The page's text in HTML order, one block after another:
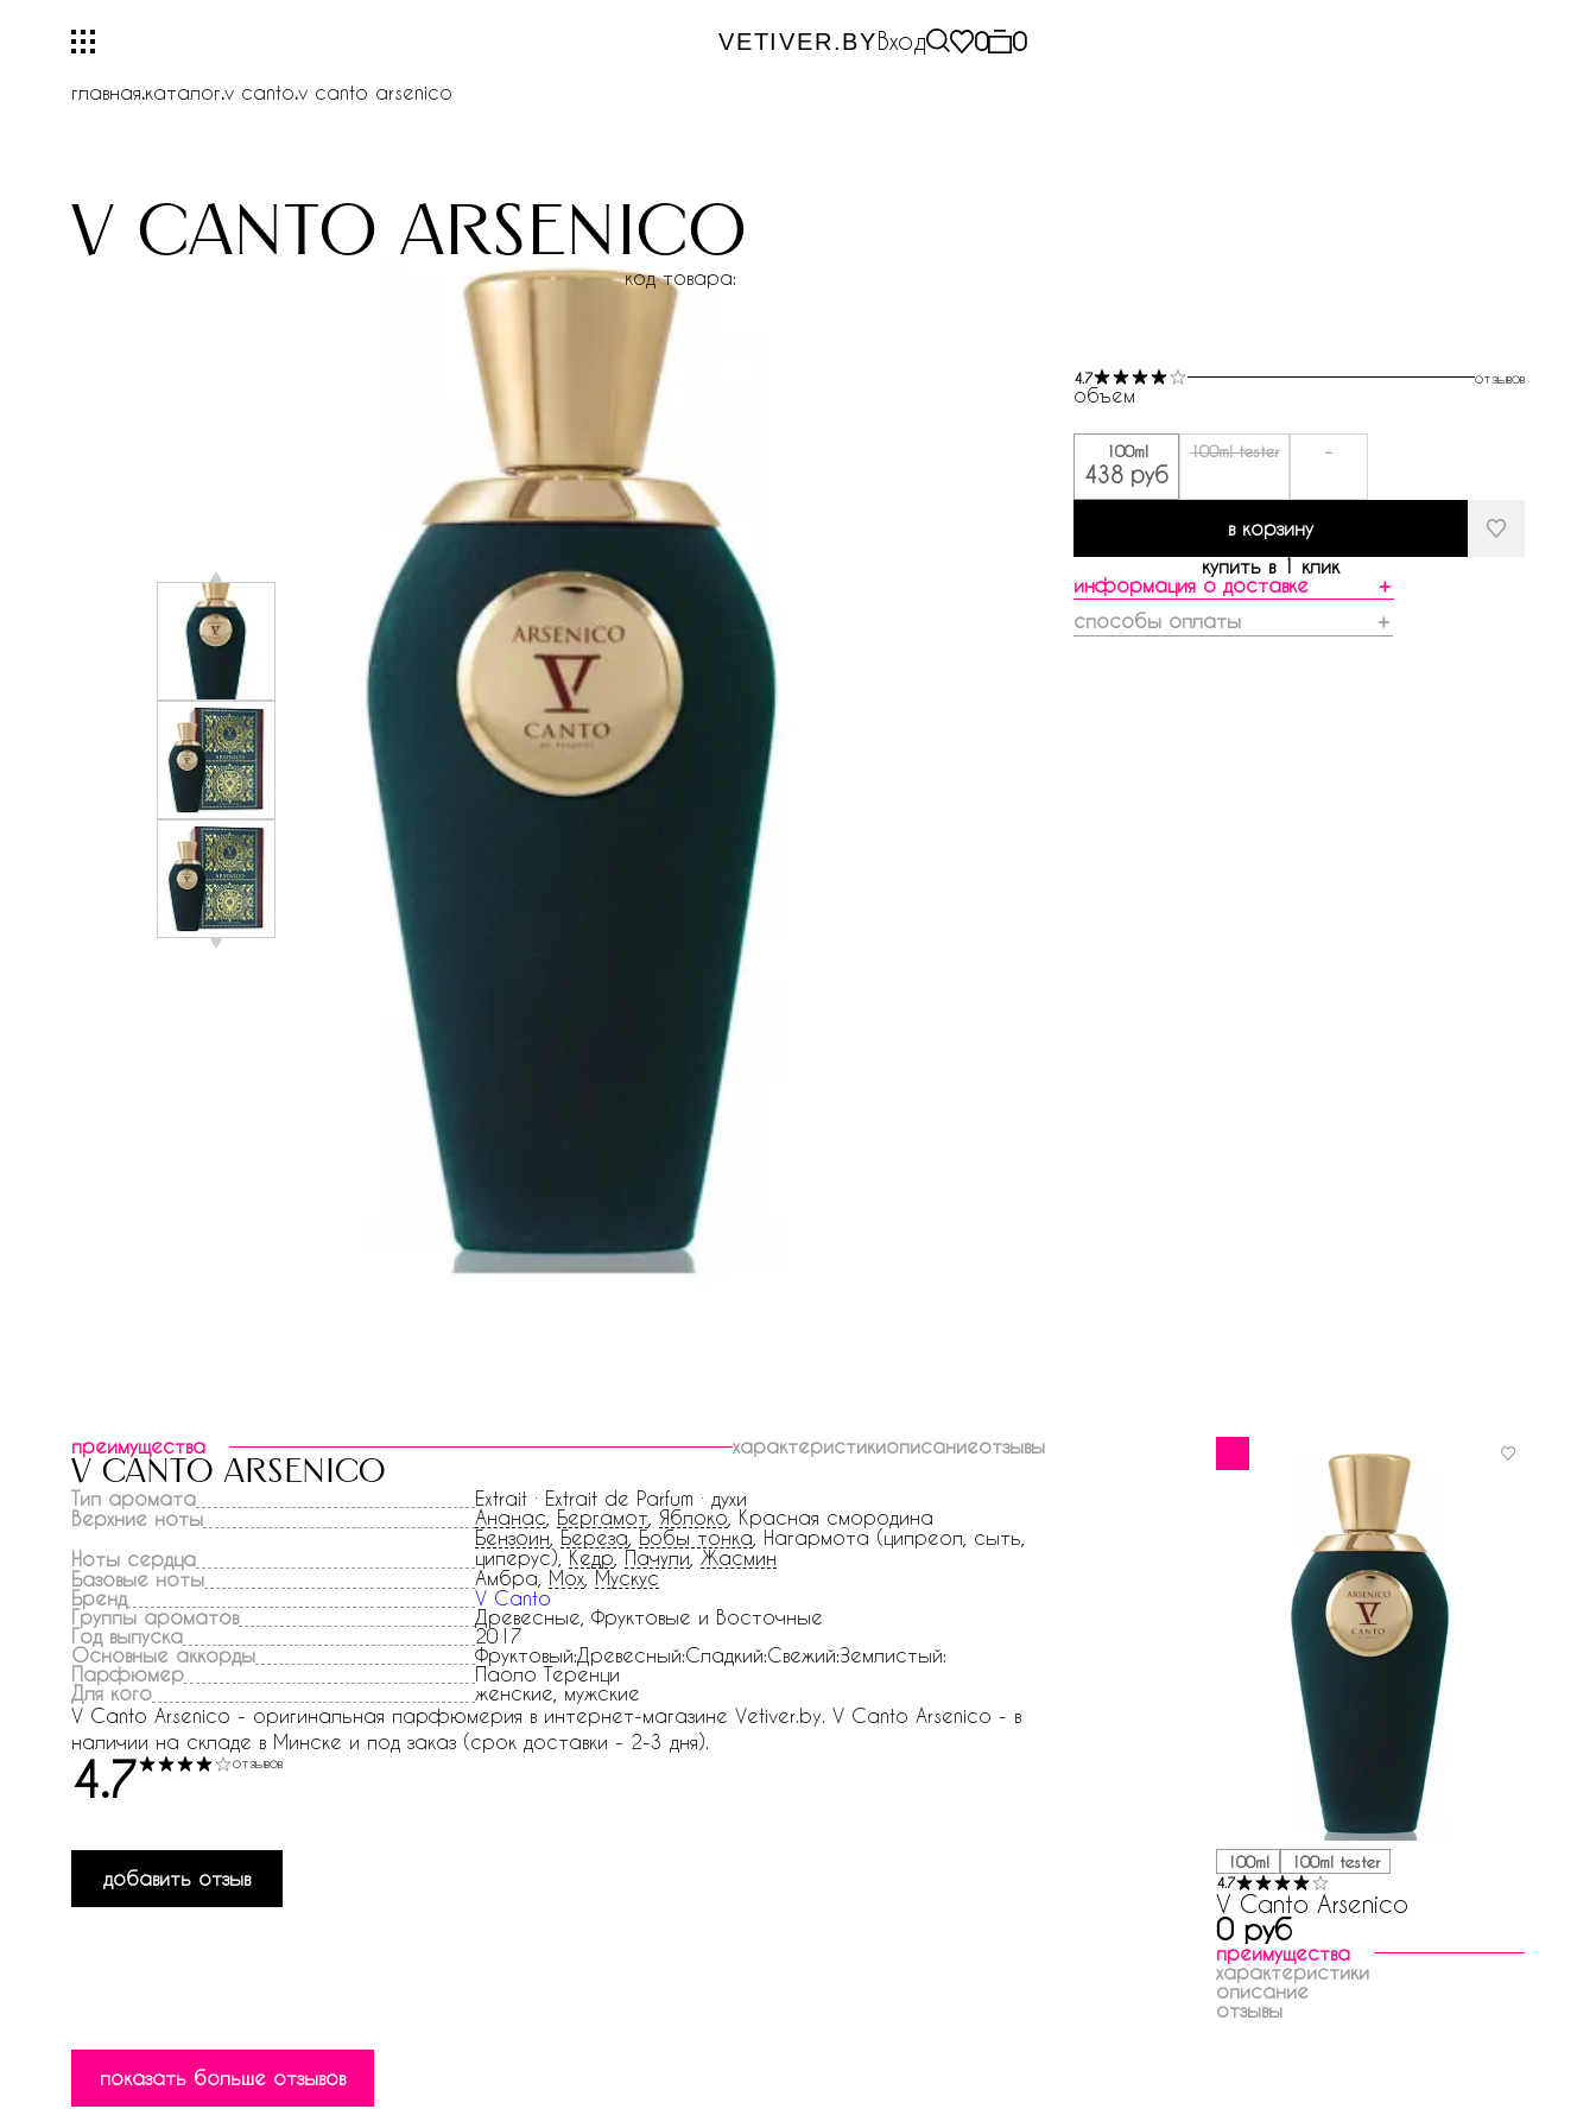
VETIVER.BYВход 0 0
главная.каталог.v canto.v canto arsenico
v canto arsenico
код товара:
4.7 отзывов
объем
100ml
438 руб
100ml tester -
в корзину
купить в 1 клик
информация о доставке
＋
способы оплаты
＋
преимущества характеристикиописаниеотзывы
v canto arsenico
Тип аромата
Extrait · Extrait de Parfum · духи
Верхние ноты
Ананас Бергамот Яблоко , Красная смородина
Ноты сердца
Бензоин Береза Бобы тонка , Нагармота (ципреол, сыть,
циперус), Кедр Пачули Жасмин
Базовые ноты
Амбра, Мох Мускус
Бренд
V Canto
Группы ароматов
Древесные, Фруктовые и Восточные
Год выпуска
2017
Основные аккорды
Фруктовый:Древесный:Сладкий:Свежий:Землистый:
Парфюмер
Паоло Теренци
Для кого
женские, мужские
V Canto Arsenico - оригинальная парфюмерия в интернет-магазине Vetiver.by. V Canto Arsenico - в
наличии на складе в Минске и под заказ (срок доставки - 2-3 дня).
4.7 отзывов
добавить отзыв
показать больше отзывов
100ml 100ml tester
4.7
V Canto Arsenico
0 руб
преимущества
характеристики
описание
отзывы